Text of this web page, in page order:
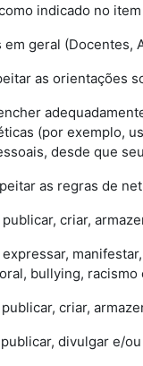
indicado no
em geral
as orientações
(por exemplo,
desde que
as regras de
publicar, criar,
expressar,
bullying,
criar,
publicar, divulgar e/